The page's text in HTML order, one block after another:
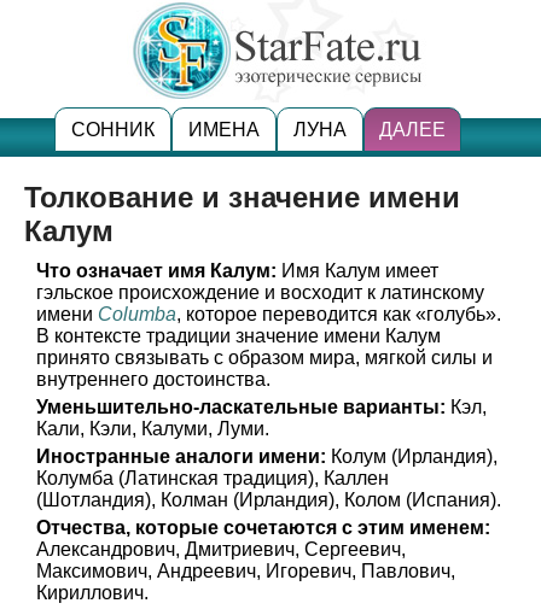
СОННИК ИМЕНА ЛУНА ДАЛЕЕ
Толкование и значение имени
Калум
Что означает имя Калум: Имя Калум имеет
гэльское происхождение и восходит к латинскому
имени Columba, которое переводится как «голубь».
В контексте традиции значение имени Калум
принято связывать с образом мира, мягкой силы и
внутреннего достоинства.
Уменьшительно-ласкательные варианты: Кэл,
Кали, Кэли, Калуми, Луми.
Иностранные аналоги имени: Колум (Ирландия),
Колумба (Латинская традиция), Каллен
(Шотландия), Колман (Ирландия), Колом (Испания).
Отчества, которые сочетаются с этим именем:
Александрович, Дмитриевич, Сергеевич,
Максимович, Андреевич, Игоревич, Павлович,
Кириллович.